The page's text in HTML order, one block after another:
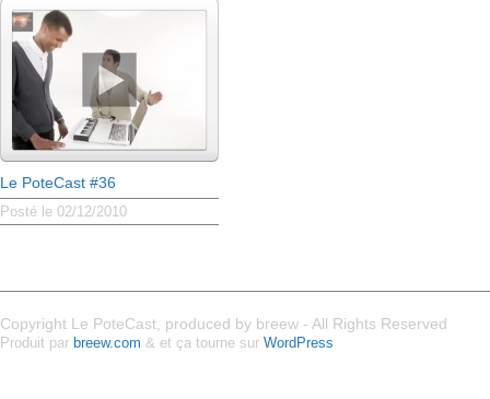
Le PoteCast #36
Posté le 02/12/2010
Copyright Le PoteCast, produced by breew - All Rights Reserved
Produit par breew.com & et ça tourne sur WordPress